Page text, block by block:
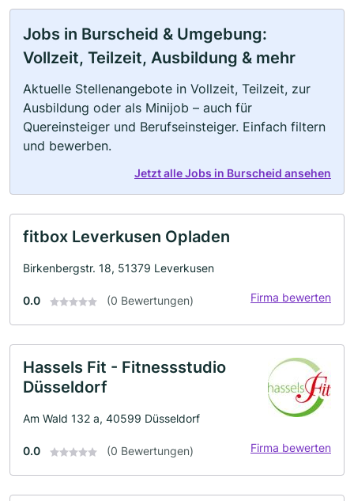
Jobs in Burscheid & Umgebung:
Vollzeit, Teilzeit, Ausbildung & mehr
Aktuelle Stellenangebote in Vollzeit, Teilzeit, zur
Ausbildung oder als Minijob – auch für
Quereinsteiger und Berufseinsteiger. Einfach filtern
und bewerben.
Jetzt alle Jobs in Burscheid ansehen
fitbox Leverkusen Opladen
Birkenbergstr. 18, 51379 Leverkusen
0.0 (0 Bewertungen) Firma bewerten
Hassels Fit - Fitnessstudio
Düsseldorf
Am Wald 132 a, 40599 Düsseldorf
0.0 (0 Bewertungen) Firma bewerten